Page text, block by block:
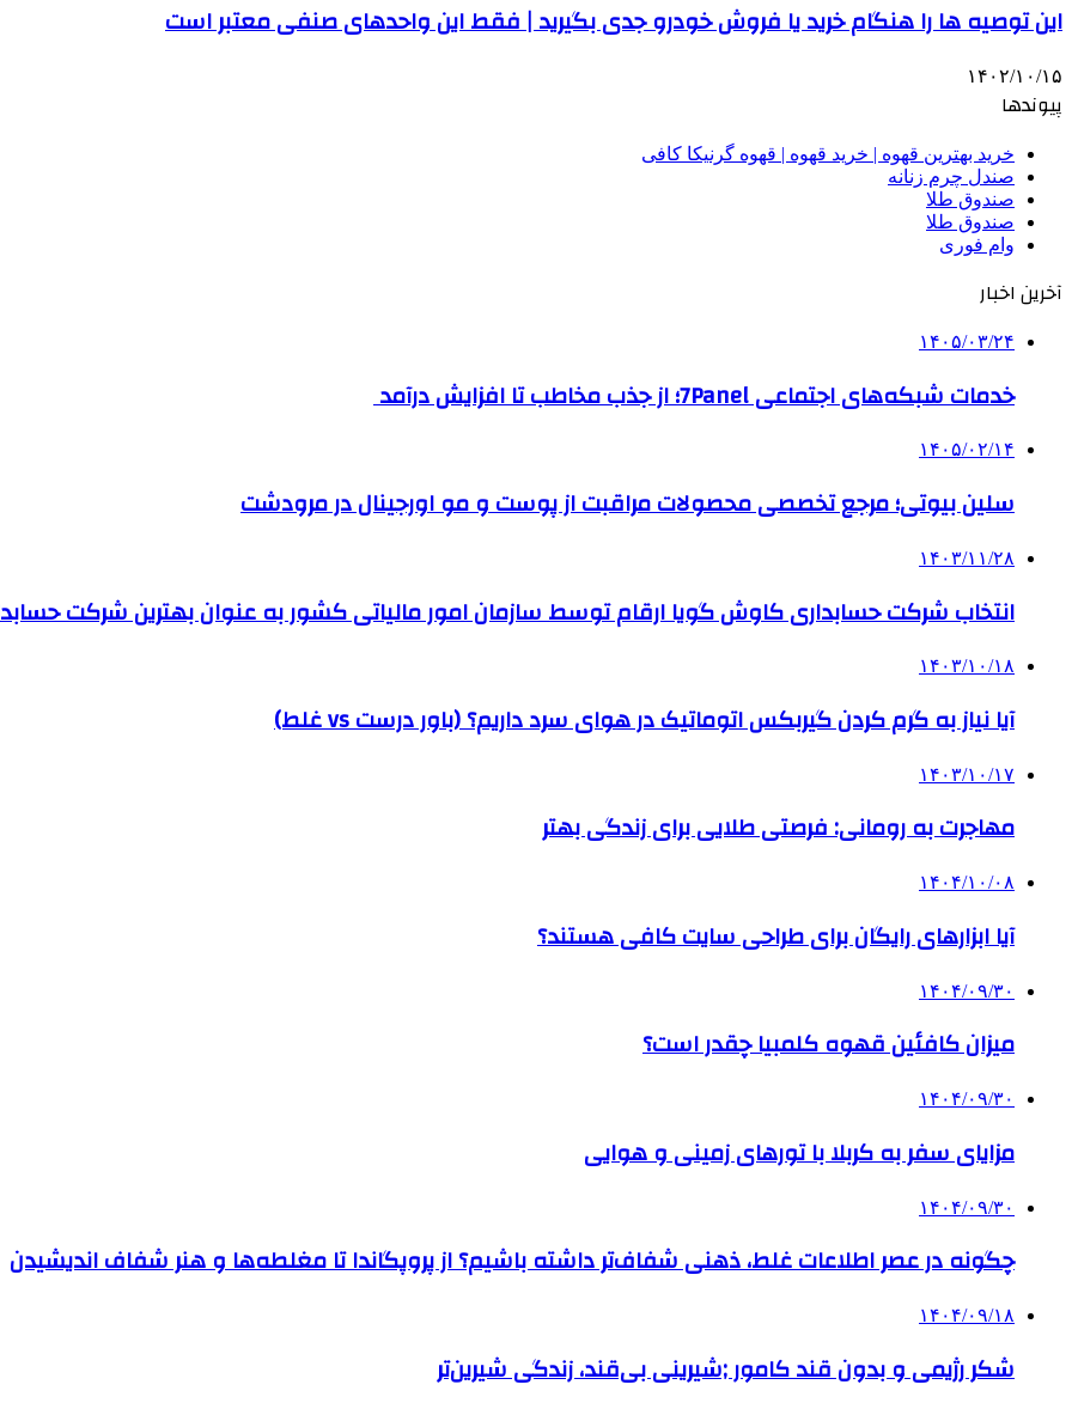
این توصیه ها را هنگام خرید یا فروش خودرو جدی بگیرید | فقط این واحدهای صنفی معتبر است
۱۴۰۲/۱۰/۱۵
پیوندها
خرید بهترین قهوه | خرید قهوه | قهوه گرنیکا کافی
صندل چرم زنانه
صندوق طلا
صندوق طلا
وام فوری
آخرین اخبار
۱۴۰۵/۰۳/۲۴
خدمات شبکه‌های اجتماعی 7Panel؛ از جذب مخاطب تا افزایش درآمد
۱۴۰۵/۰۲/۱۴
سلین بیوتی؛ مرجع تخصصی محصولات مراقبت از پوست و مو اورجینال در مرودشت
۱۴۰۳/۱۱/۲۸
انتخاب شرکت حسابداری کاوش گویا ارقام توسط سازمان امور مالیاتی کشور به عنوان بهترین شرکت
۱۴۰۳/۱۰/۱۸
آیا نیاز به گرم کردن گیربکس اتوماتیک در هوای سرد داریم؟ (باور درست vs غلط)
۱۴۰۳/۱۰/۱۷
مهاجرت به رومانی: فرصتی طلایی برای زندگی بهتر
۱۴۰۴/۱۰/۰۸
آیا ابزارهای رایگان برای طراحی سایت کافی هستند؟
۱۴۰۴/۰۹/۳۰
میزان کافئین قهوه کلمبیا چقدر است؟
۱۴۰۴/۰۹/۳۰
مزایای سفر به کربلا با تورهای زمینی و هوایی
۱۴۰۴/۰۹/۳۰
چگونه در عصر اطلاعات غلط، ذهنی شفاف‌تر داشته باشیم؟ از پروپگاندا تا مغلطه‌ها و هنر شفاف اندیشیدن
۱۴۰۴/۰۹/۱۸
شکر رژیمی و بدون قند کامور ;شیرینی بی‌قند، زندگی شیرین‌تر